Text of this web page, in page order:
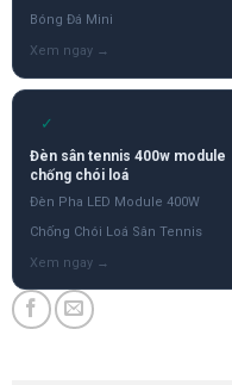
Bóng Đá Mini
✓
Đèn sân tennis 400w module
chống chói loá
Đèn Pha LED Module 400W
Chống Chói Loá Sân Tennis